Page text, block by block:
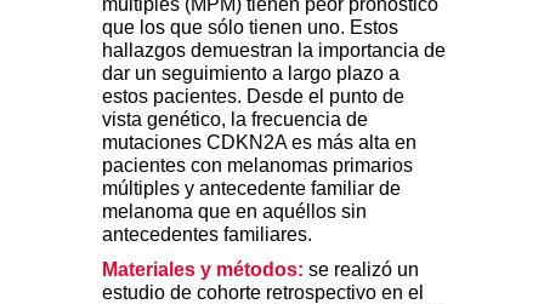
múltiples (MPM) tienen peor pronóstico
que los que sólo tienen uno. Estos
hallazgos demuestran la importancia de
dar un seguimiento a largo plazo a
estos pacientes. Desde el punto de
vista genético, la frecuencia de
mutaciones CDKN2A es más alta en
pacientes con melanomas primarios
múltiples y antecedente familiar de
melanoma que en aquéllos sin
antecedentes familiares.
Materiales y métodos: se realizó un
estudio de cohorte retrospectivo en el